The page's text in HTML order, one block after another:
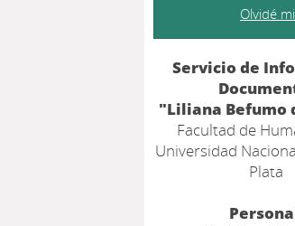
Olvidé
Servicio de
"Liliana Befumo
Facultad de
Universidad
Plata